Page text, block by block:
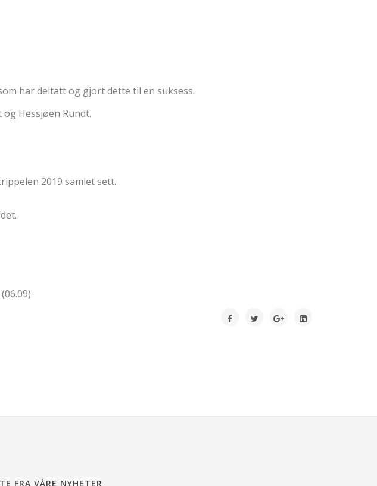
har deltatt og gjort dette til en suksess.
Hessjøen Rundt.
2019 samlet sett.
FRA VÅRE NYHETER